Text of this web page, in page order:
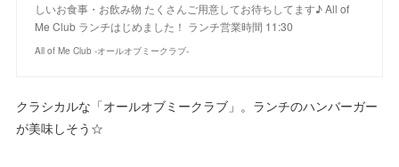
しいお食事・お飲み物 たくさんご用意してお待ちしてます♪ All of
Me Club ランチはじめました！ ランチ営業時間 11:30
All of Me Club -オールオブミークラブ-
クラシカルな「オールオブミークラブ」。ランチのハンバーガー
が美味しそう☆